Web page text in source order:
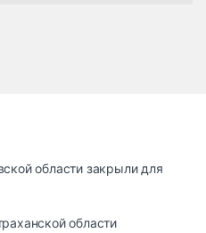
грузыобласти закрыли для
области